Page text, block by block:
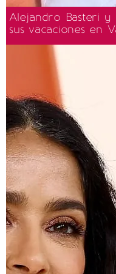
Alejandro Basteri
sus vacaciones en